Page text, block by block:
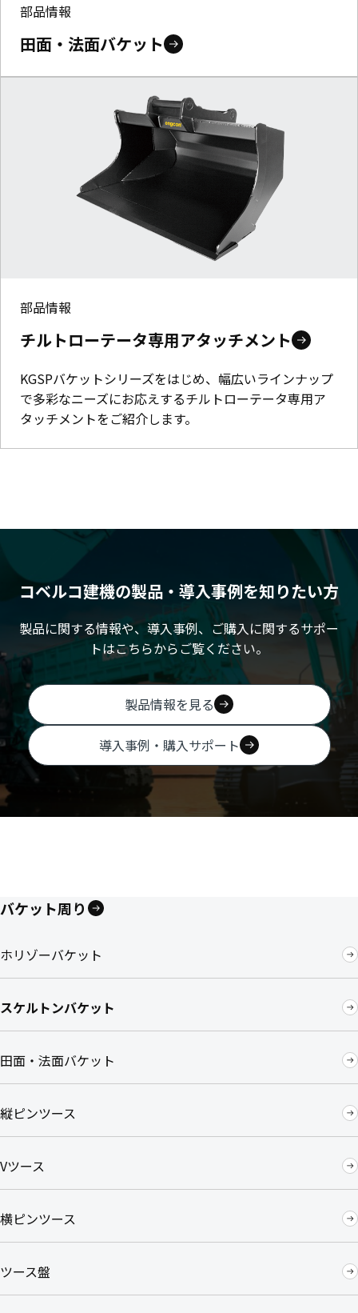
部品情報
田面・法面バケット
部品情報
チルトローテータ専用アタッチメント
KGSPバケットシリーズをはじめ、幅広いラインナップ
で多彩なニーズにお応えするチルトローテータ専用ア
タッチメントをご紹介します。
コベルコ建機の製品・導入事例を知りたい方
製品に関する情報や、導入事例、ご購入に関するサポー
トはこちらからご覧ください。
製品情報を見る
導入事例・購入サポート
バケット周り
ホリゾーバケット
スケルトンバケット
田面・法面バケット
縦ピンツース
Vツース
横ピンツース
ツース盤